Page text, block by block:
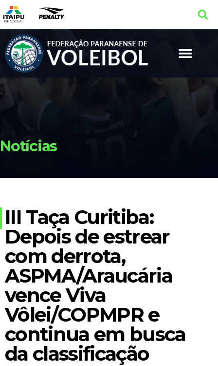
Notícias
III Taça Curitiba:
Depois de estrear
com derrota,
ASPMA/Araucária
vence Viva
Vôlei/COPMPR e
continua em busca
da classificação